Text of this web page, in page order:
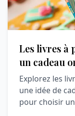
Les livres à
un cadeau
Explorez les
une idée de
pour choisir